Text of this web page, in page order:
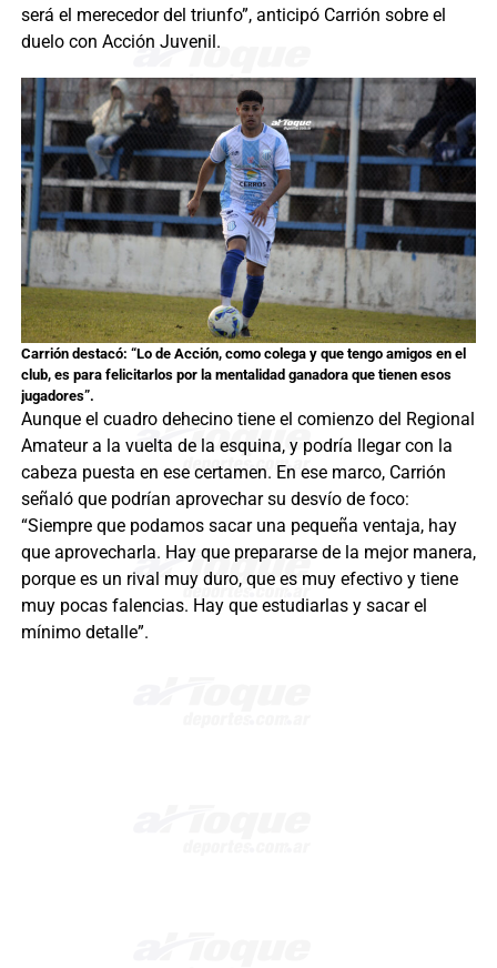
será el merecedor del triunfo”, anticipó Carrión sobre el
duelo con Acción Juvenil.
Carrión destacó: “Lo de Acción, como colega y que tengo amigos en el
club, es para felicitarlos por la mentalidad ganadora que tienen esos
jugadores”.
Aunque el cuadro dehecino tiene el comienzo del Regional
Amateur a la vuelta de la esquina, y podría llegar con la
cabeza puesta en ese certamen. En ese marco, Carrión
señaló que podrían aprovechar su desvío de foco:
“Siempre que podamos sacar una pequeña ventaja, hay
que aprovecharla. Hay que prepararse de la mejor manera,
porque es un rival muy duro, que es muy efectivo y tiene
muy pocas falencias. Hay que estudiarlas y sacar el
mínimo detalle”.